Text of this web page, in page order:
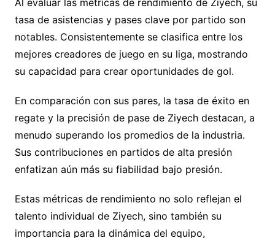
Al evaluar las métricas de rendimiento de Ziyech, su
tasa de asistencias y pases clave por partido son
notables. Consistentemente se clasifica entre los
mejores creadores de juego en su liga, mostrando
su capacidad para crear oportunidades de gol.
En comparación con sus pares, la tasa de éxito en
regate y la precisión de pase de Ziyech destacan, a
menudo superando los promedios de la industria.
Sus contribuciones en partidos de alta presión
enfatizan aún más su fiabilidad bajo presión.
Estas métricas de rendimiento no solo reflejan el
talento individual de Ziyech, sino también su
importancia para la dinámica del equipo,